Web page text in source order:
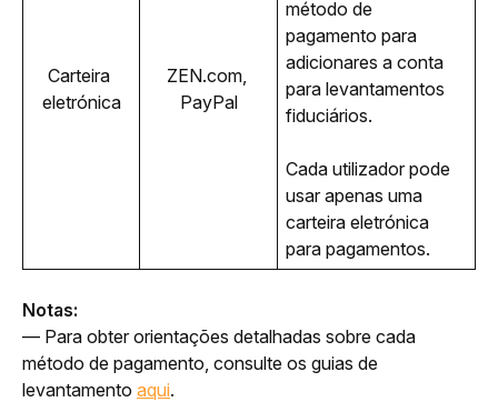
Carteira
eletrónica
ZEN.com,
PayPal
método de
pagamento para
adicionares a conta
para levantamentos
fiduciários.
Cada utilizador pode
usar apenas uma
carteira eletrónica
para pagamentos.
Notas:
— Para obter orientações detalhadas sobre cada
método de pagamento, consulte os guias de
levantamento aqui.